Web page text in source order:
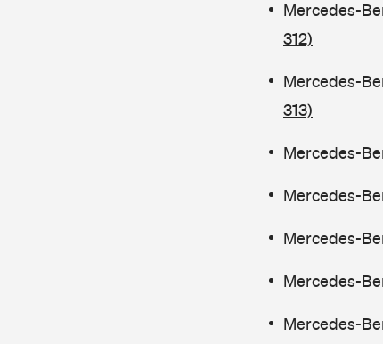
Mercedes-
312)
Mercedes-
313)
Mercedes-
Mercedes-
Mercedes-
Mercedes-
Mercedes-